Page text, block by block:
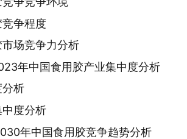
争程度
场竞争力分析
年中国食用胶产业集中度分析
析
度分析
年中国食用胶竞争趋势分析